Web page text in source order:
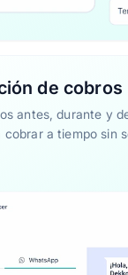
de cobros
antes, durante y
a tiempo sin